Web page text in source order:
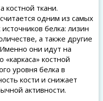
костной ткани.
одним из самых
белка: лизин
а также другие
они идут на
«каркаса» костной
уровня белка в
кости и снижает
активности.